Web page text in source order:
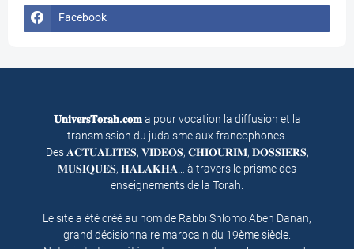
Facebook
𝐔𝐧𝐢𝐯𝐞𝐫𝐬𝐓𝐨𝐫𝐚𝐡.𝐜𝐨𝐦a pour vocation la diffusion et la
transmission du judaïsme aux francophones.
Des 𝐀𝐂𝐓𝐔𝐀𝐋𝐈𝐓𝐄𝐒, 𝐕𝐈𝐃𝐄𝐎𝐒, 𝐂𝐇𝐈𝐎𝐔𝐑𝐈𝐌, 𝐃𝐎𝐒𝐒𝐈𝐄𝐑𝐒,
𝐌𝐔𝐒𝐈𝐐𝐔𝐄𝐒, 𝐇𝐀𝐋𝐀𝐊𝐇𝐀… à travers le prisme des
enseignements de la Torah.
Le site a été créé au nom de Rabbi Shlomo Aben Danan,
grand décisionnaire marocain du 19ème siècle.